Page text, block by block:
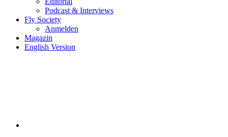
Podcast & Interviews
Fly Society
Anmelden
Magazin
English Version